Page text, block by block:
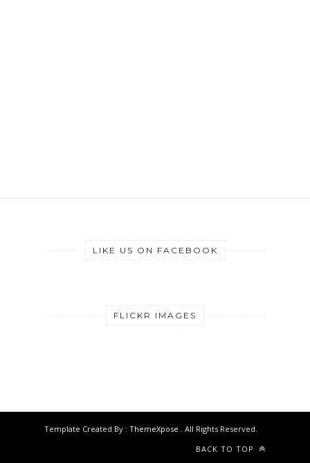
LIKE US ON FACEBOOK
FLICKR IMAGES
Template Created By : ThemeXpose . All Rights Reserved.
BACK TO TOP